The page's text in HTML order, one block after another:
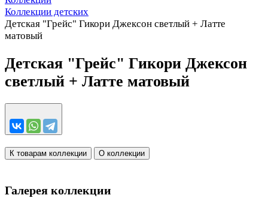
Коллекции детских
Детская "Грейс" Гикори Джексон светлый + Латте
матовый
Детская "Грейс" Гикори Джексон
светлый + Латте матовый
К товарам коллекции О коллекции
Галерея коллекции